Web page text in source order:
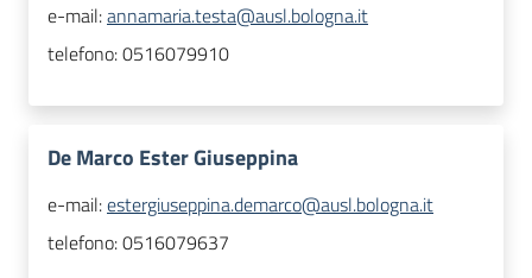
e-mail:annamaria.testa@ausl.bologna.it
telefono:0516079910
De Marco Ester Giuseppina
e-mail:estergiuseppina.demarco@ausl.bologna.it
telefono:0516079637